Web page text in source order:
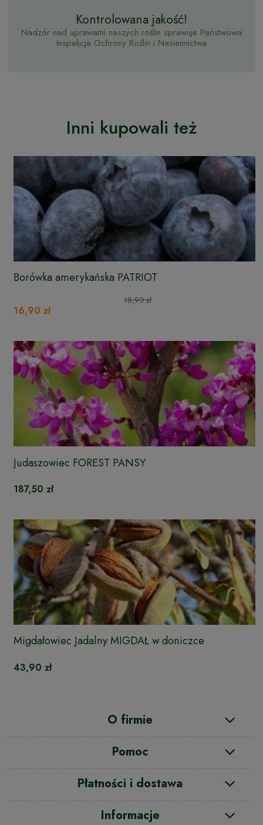
Kontrolowana jakość!
Nadzór nad uprawami naszych roślin sprawuje Państwowa
Inspekcja Ochrony Roślin i Nasiennictwa
Inni kupowali też
Borówka amerykańska PATRIOT
18,90 zł
16,90 zł
Judaszowiec FOREST PANSY
187,50 zł
Migdałowiec Jadalny MIGDAŁ w doniczce
43,90 zł
O firmie
Pomoc
Płatności i dostawa
Informacje